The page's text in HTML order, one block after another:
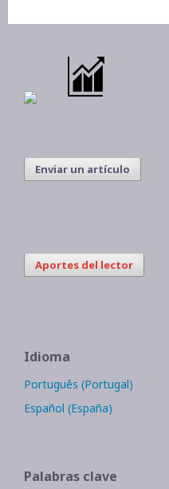
Enviar un artículo
Aportes del lector
Idioma
Português (Portugal)
Español (España)
Palabras clave